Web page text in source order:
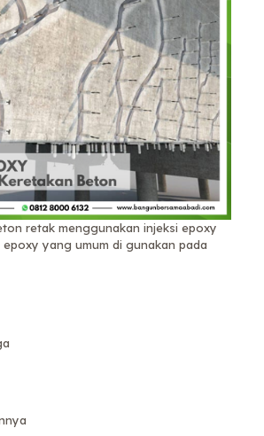
retak menggunakan injeksi epoxy
epoxy yang umum di gunakan pada